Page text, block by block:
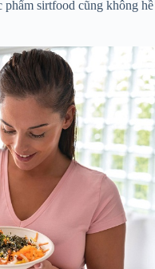
phẩm sirtfood cũng không hề